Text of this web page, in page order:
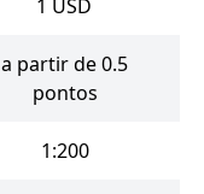
1 USD
a partir de 0.5
pontos
1:200